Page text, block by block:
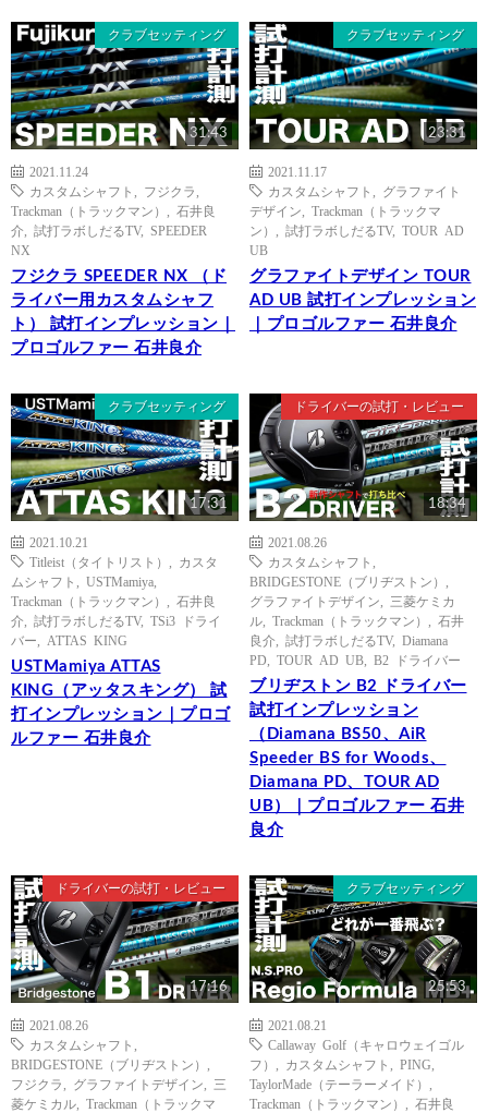
クラブセッティング
31:43
2021.11.24
カスタムシャフト
フジクラ
Trackman（トラックマン）
石井良
介
試打ラボしだるTV, SPEEDER
NX
フジクラ SPEEDER NX （ド
ライバー用カスタムシャフ
ト） 試打インプレッション｜
プロゴルファー 石井良介
クラブセッティング
23:31
2021.11.17
カスタムシャフト
グラファイト
デザイン
Trackman（トラックマ
ン）
試打ラボしだるTV, TOUR AD
UB
グラファイトデザイン TOUR
AD UB 試打インプレッション
｜プロゴルファー 石井良介
クラブセッティング
17:31
2021.10.21
Titleist（タイトリスト）
カスタ
ムシャフト
USTMamiya
Trackman（トラックマン）
石井良
介
試打ラボしだるTV, TSi3 ドライ
バー
ATTAS KING
USTMamiya ATTAS
KING（アッタスキング） 試
打インプレッション｜プロゴ
ルファー 石井良介
ドライバーの試打・レビュー
18:34
2021.08.26
カスタムシャフト
BRIDGESTONE（ブリヂストン）
グラファイトデザイン
三菱ケミカ
ル
Trackman（トラックマン）
石井
良介
試打ラボしだるTV, Diamana
PD
TOUR AD UB B2 ドライバー
ブリヂストン B2 ドライバー
試打インプレッション
（Diamana BS50、AiR
Speeder BS for Woods、
Diamana PD、TOUR AD
UB）｜プロゴルファー 石井
良介
ドライバーの試打・レビュー
17:16
2021.08.26
カスタムシャフト
BRIDGESTONE（ブリヂストン）
フジクラ
グラファイトデザイン
三
菱ケミカル
Trackman（トラックマ
クラブセッティング
25:53
2021.08.21
Callaway Golf（キャロウェイゴル
フ）
カスタムシャフト PING
TaylorMade（テーラーメイド）
Trackman（トラックマン）
石井良